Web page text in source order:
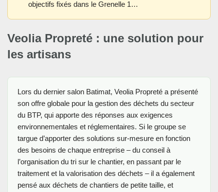
objectifs fixés dans le Grenelle 1…
Veolia Propreté : une solution pour
les artisans
Lors du dernier salon Batimat, Veolia Propreté a présenté
son offre globale pour la gestion des déchets du secteur
du BTP, qui apporte des réponses aux exigences
environnementales et réglementaires. Si le groupe se
targue d’apporter des solutions sur-mesure en fonction
des besoins de chaque entreprise – du conseil à
l’organisation du tri sur le chantier, en passant par le
traitement et la valorisation des déchets – il a également
pensé aux déchets de chantiers de petite taille, et